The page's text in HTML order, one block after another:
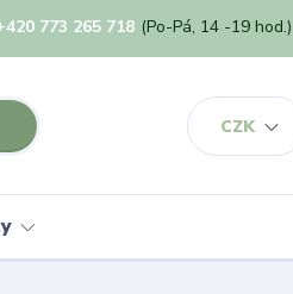
CZK
773 265 718 (Po-Pá, 14 -19 hod.)